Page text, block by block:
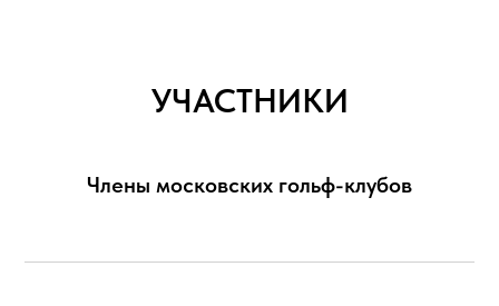
УЧАСТНИКИ
Члены московских гольф-клубов